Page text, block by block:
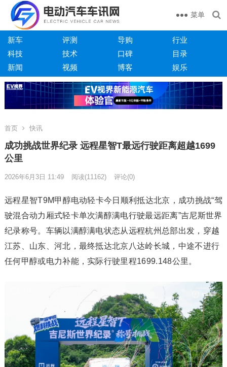
菜单
新车 评测 导购
行业
科技
技术 口碑
目录
新闻
视频 博客 娱乐
首页 快讯
成功挑战世界纪录 远程星智T最远行驶距离超越1699
公里
2026年6月3日 11:49 阅读(11162) 评论(0)
远程星智T9M甲醇电动轻卡今日顺利抵达北京，成功挑战“驾
驶混合动力厢式轻卡单次满醇满电行驶最远距离”吉尼斯世界
纪录称号。车辆以满醇满电状态从远程杭州总部出发，穿越
江苏、山东、河北，最终抵达北京八达岭长城，中途不进行
任何甲醇或电力补能，实际行驶里程1699.148公里。